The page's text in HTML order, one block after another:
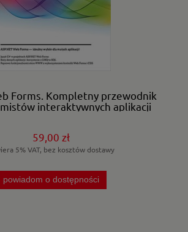
Forms. Kompletny przewodnik
interaktywnych aplikacji
59,00 zł
5% VAT, bez kosztów dostawy
powiadom o dostępności